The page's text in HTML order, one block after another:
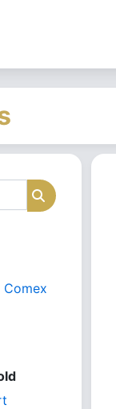
Suche
Comex